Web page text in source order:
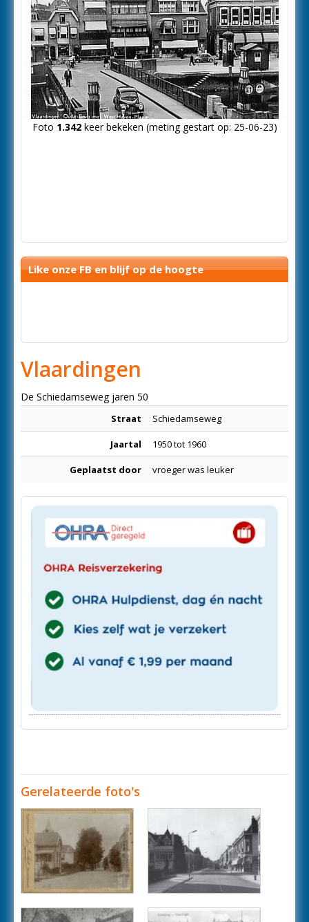
Foto 1.342keer bekeken (meting gestart op: 25-06-23)
Like onze FB en blijf op de hoogte
Vlaardingen
De Schiedamseweg jaren 50
Straat Schiedamseweg
Jaartal 1950 tot 1960
Geplaatst door vroeger was leuker
Gerelateerde foto's